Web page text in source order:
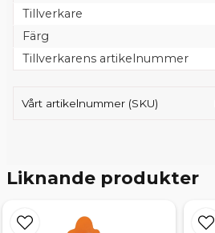
Tillverkare
Färg
Tillverkarens artikelnummer
Vårt artikelnummer (SKU)
Liknande produkter